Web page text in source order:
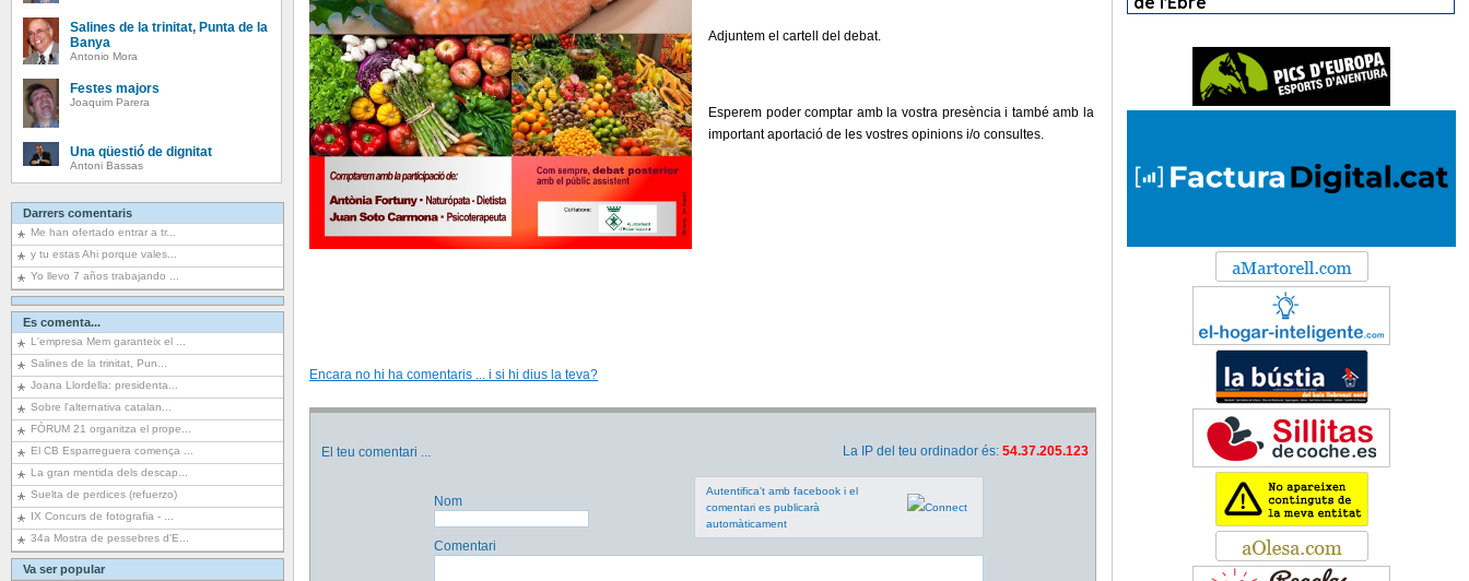
Salines de la trinitat, Punta de la
Banya
Antonio Mora
Festes majors
Joaquim Parera
Una qüestió de dignitat
Antoni Bassas
Darrers comentaris
Me han ofertado entrar a tr...
y tu estas Ahi porque vales...
Yo llevo 7 años trabajando ...
Es comenta...
L'empresa Mem garanteix el ...
Salines de la trinitat, Pun...
Joana Llordella: presidenta...
Sobre l'alternativa catalan...
FÒRUM 21 organitza el prope...
El CB Esparreguera comença ...
La gran mentida dels descap...
Suelta de perdices (refuerzo)
IX Concurs de fotografia - ...
34a Mostra de pessebres d'E...
Va ser popular
Adjuntem el cartell del debat.
Esperem poder comptar amb la vostra presència i també amb la
important aportació de les vostres opinions i/o consultes.
Encara no hi ha comentaris ... i si hi dius la teva?
El teu comentari ... La IP del teu ordinador és: 54.37.205.123
Nom
Autentifica't amb facebook i el
comentari es publicarà
automàticament
Comentari